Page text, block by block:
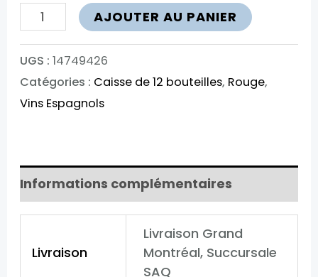
quantité
Cuna
de
Reyes
AJOUTER AU PANIER
UGS : 14749426
Catégories : Caisse de 12 bouteilles, Rouge,
Vins Espagnols
Informations complémentaires
Livraison
Livraison Grand
Montréal, Succursale
SAQ